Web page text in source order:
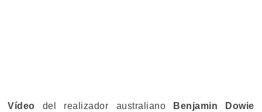
Vídeo del realizador australiano
Benjamin Dowie